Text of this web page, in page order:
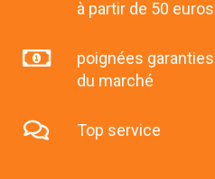
à partir de 50
poignées
du marché
Top service